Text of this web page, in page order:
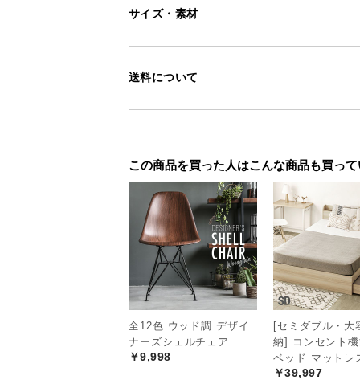
コンパクトなの
サイズ・素材
送料について
この商品を買った人はこんな商品も買っ
全12色 ウッド調 デザイ
ナーズシェルチェア
￥9,998
[セミダブル・大
納] コンセント
ベッド マットレ
￥39,997